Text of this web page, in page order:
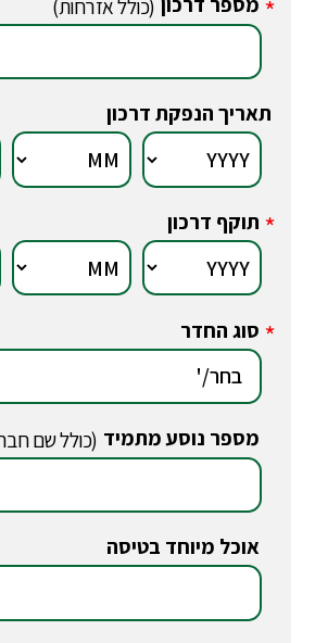
* (כולל אזרחות)
תאריך הנפקת דרכון
* תוקף דרכון
* סוג החדר
מספר נוסע מתמיד (כולל שם
אוכל מיוחד בטיסה